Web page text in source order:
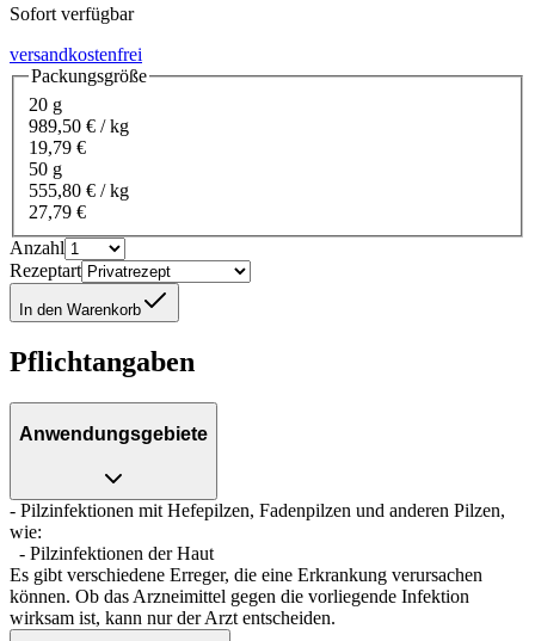
Sofort verfügbar
versandkostenfrei
Packungsgröße
20 g
989,50 € / kg
19,79 €
50 g
555,80 € / kg
27,79 €
Anzahl
Rezeptart
In den Warenkorb
Pflichtangaben
Anwendungsgebiete
- Pilzinfektionen mit Hefepilzen, Fadenpilzen und anderen Pilzen,
wie:
- Pilzinfektionen der Haut
Es gibt verschiedene Erreger, die eine Erkrankung verursachen
können. Ob das Arzneimittel gegen die vorliegende Infektion
wirksam ist, kann nur der Arzt entscheiden.